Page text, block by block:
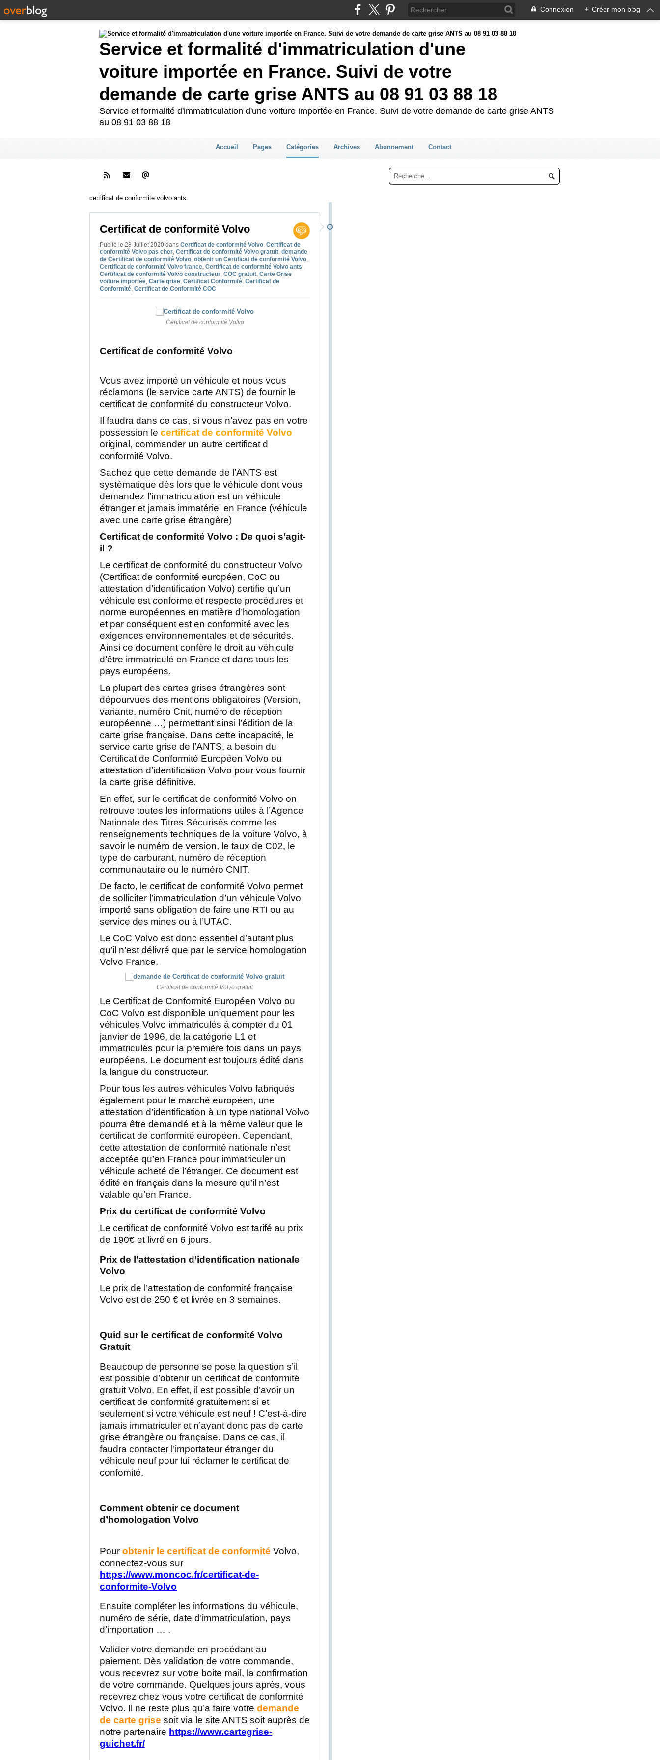
Connexion + Créer mon blog
Service et formalité d'immatriculation d'une
voiture importée en France. Suivi de votre
demande de carte grise ANTS au 08 91 03 88 18
Service et formalité d'immatriculation d'une voiture importée en France. Suivi de votre demande de carte grise ANTS
au 08 91 03 88 18
Accueil Pages Catégories Archives Abonnement Contact
certificat de conformite volvo ants
Certificat de conformité Volvo
Publié le 28 Juillet 2020 dans Certificat de conformité Volvo Certificat de
conformité Volvo pas cher Certificat de conformité Volvo gratuit demande
de Certificat de conformité Volvo obtenir un Certificat de conformité Volvo
Certificat de conformité Volvo france Certificat de conformité Volvo ants
Certificat de conformité Volvo constructeur COC gratuit Carte Grise
voiture importée Carte grise Certificat Conformité Certificat de
Conformité Certificat de Conformité COC
Certificat de conformité Volvo
Certificat de conformité Volvo
Vous avez importé un véhicule et nous vous
réclamons (le service carte ANTS) de fournir le
certificat de conformité du constructeur Volvo.
Il faudra dans ce cas, si vous n’avez pas en votre
possession le certificat de conformité Volvo
original, commander un autre certificat d
conformité Volvo.
Sachez que cette demande de l’ANTS est
systématique dès lors que le véhicule dont vous
demandez l’immatriculation est un véhicule
étranger et jamais immatériel en France (véhicule
avec une carte grise étrangère)
Certificat de conformité Volvo : De quoi s’agit-
il ?
Le certificat de conformité du constructeur Volvo
(Certificat de conformité européen, CoC ou
attestation d’identification Volvo) certifie qu’un
véhicule est conforme et respecte procédures et
norme européennes en matière d’homologation
et par conséquent est en conformité avec les
exigences environnementales et de sécurités.
Ainsi ce document confère le droit au véhicule
d’être immatriculé en France et dans tous les
pays européens.
La plupart des cartes grises étrangères sont
dépourvues des mentions obligatoires (Version,
variante, numéro Cnit, numéro de réception
européenne …) permettant ainsi l’édition de la
carte grise française. Dans cette incapacité, le
service carte grise de l’ANTS, a besoin du
Certificat de Conformité Européen Volvo ou
attestation d’identification Volvo pour vous fournir
la carte grise définitive.
En effet, sur le certificat de conformité Volvo on
retrouve toutes les informations utiles à l’Agence
Nationale des Titres Sécurisés comme les
renseignements techniques de la voiture Volvo, à
savoir le numéro de version, le taux de C02, le
type de carburant, numéro de réception
communautaire ou le numéro CNIT.
De facto, le certificat de conformité Volvo permet
de solliciter l’immatriculation d’un véhicule Volvo
importé sans obligation de faire une RTI ou au
service des mines ou à l’UTAC.
Le CoC Volvo est donc essentiel d’autant plus
qu’il n’est délivré que par le service homologation
Volvo France.
Certificat de conformité Volvo gratuit
Le Certificat de Conformité Européen Volvo ou
CoC Volvo est disponible uniquement pour les
véhicules Volvo immatriculés à compter du 01
janvier de 1996, de la catégorie L1 et
immatriculés pour la première fois dans un pays
européens. Le document est toujours édité dans
la langue du constructeur.
Pour tous les autres véhicules Volvo fabriqués
également pour le marché européen, une
attestation d’identification à un type national Volvo
pourra être demandé et à la même valeur que le
certificat de conformité européen. Cependant,
cette attestation de conformité nationale n’est
acceptée qu’en France pour immatriculer un
véhicule acheté de l’étranger. Ce document est
édité en français dans la mesure qu’il n’est
valable qu’en France.
Prix du certificat de conformité Volvo
Le certificat de conformité Volvo est tarifé au prix
de 190€ et livré en 6 jours.
Prix de l’attestation d’identification nationale
Volvo
Le prix de l’attestation de conformité française
Volvo est de 250 € et livrée en 3 semaines.
Quid sur le certificat de conformité Volvo
Gratuit
Beaucoup de personne se pose la question s’il
est possible d’obtenir un certificat de conformité
gratuit Volvo. En effet, il est possible d’avoir un
certificat de conformité gratuitement si et
seulement si votre véhicule est neuf ! C’est-à-dire
jamais immatriculer et n’ayant donc pas de carte
grise étrangère ou française. Dans ce cas, il
faudra contacter l’importateur étranger du
véhicule neuf pour lui réclamer le certificat de
confomité.
Comment obtenir ce document
d’homologation Volvo
Pour obtenir le certificat de conformité Volvo,
connectez-vous sur
https://www.moncoc.fr/certificat-de-
conformite-Volvo
Ensuite compléter les informations du véhicule,
numéro de série, date d’immatriculation, pays
d’importation … .
Valider votre demande en procédant au
paiement. Dès validation de votre commande,
vous recevrez sur votre boite mail, la confirmation
de votre commande. Quelques jours après, vous
recevrez chez vous votre certificat de conformité
Volvo. Il ne reste plus qu’a faire votre demande
de carte grise soit via le site ANTS soit auprès de
notre partenaire https://www.cartegrise-
guichet.fr/